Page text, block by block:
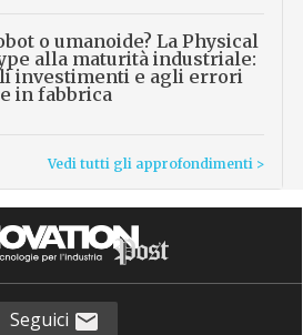
o umanoide? La Physical
alla maturità industriale:
investimenti e agli errori
in fabbrica
Vedi tutti gli approfondimenti >
Seguici